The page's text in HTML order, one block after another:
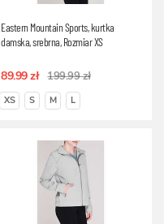
Eastern Mountain Sports, kurtka
damska, srebrna, Rozmiar XS
89.99 zł 199.99 zł
XS S M L